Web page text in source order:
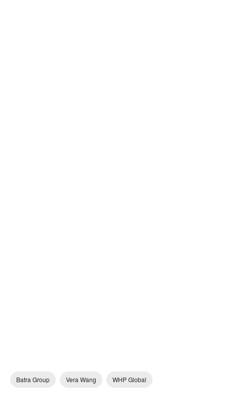
Batra Group Vera Wang WHP Global